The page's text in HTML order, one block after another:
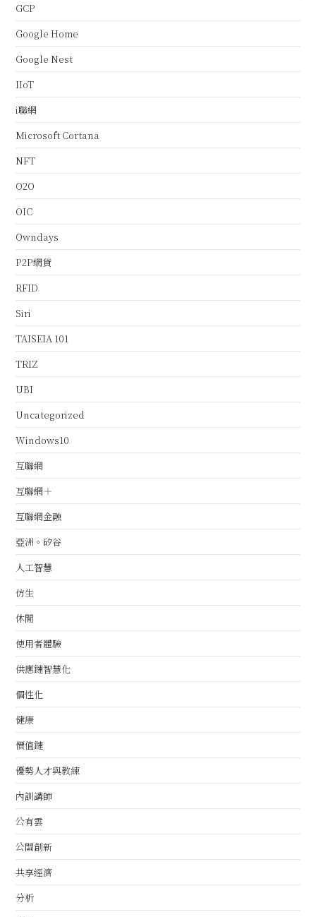
GCP
Google Home
Google Nest
IIoT
i聯網
Microsoft Cortana
NFT
O2O
OIC
Owndays
P2P網貸
RFID
Siri
TAISEIA 101
TRIZ
UBI
Uncategorized
Windows10
互聯網
互聯網＋
互聯網金融
亞洲。矽谷
人工智慧
仿生
休閒
使用者體驗
供應鏈智慧化
個性化
健康
價值鏈
優勢人才與教練
內訓講師
公有雲
公關創新
共享經濟
分析